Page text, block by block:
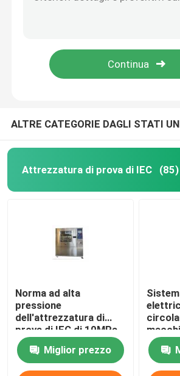
Apparecchiatura di collaudo della
Sonda del dito della prova
Apparecchiatura di collaudo della
UL507-2006 (PA135A) figura
ALTRE CATEGORIE DAGLI STATI
Attrezzatura di prova di IEC (85)
Norma ad alta
pressione
dell'attrezzatura di
prova di IEC di 10MPa
IPX9 ISO30653 2006
Miglior prezzo
sega